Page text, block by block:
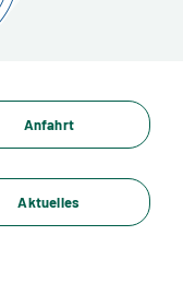
Anfahrt
Aktuelles